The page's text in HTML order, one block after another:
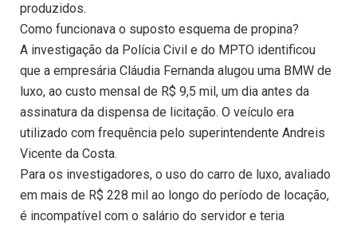
produzidos.
Como funcionava o suposto esquema de propina?
A investigação da Polícia Civil e do MPTO identificou
que a empresária Cláudia Fernanda alugou uma BMW de
luxo, ao custo mensal de R$ 9,5 mil, um dia antes da
assinatura da dispensa de licitação. O veículo era
utilizado com frequência pelo superintendente Andreis
Vicente da Costa.
Para os investigadores, o uso do carro de luxo, avaliado
em mais de R$ 228 mil ao longo do período de locação,
é incompatível com o salário do servidor e teria